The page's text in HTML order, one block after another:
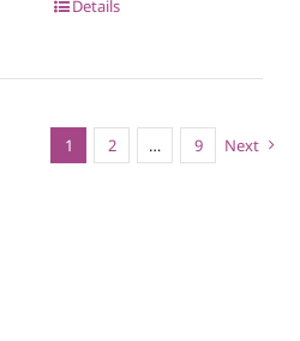
Details
1 2 … 9 Next